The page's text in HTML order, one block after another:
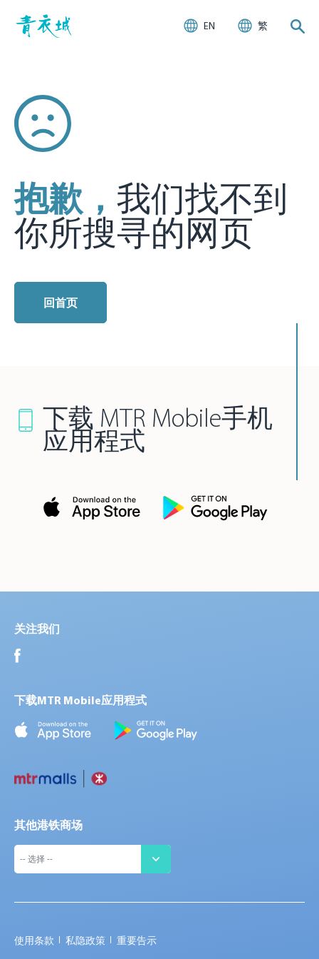
EN 繁
抱歉， 我们找不到
你所搜寻的网页
回首页
下载 MTR Mobile手机
应用程式
关注我们
下载MTR Mobile应用程式
其他港铁商场
使用条款 私隐政策 重要告示